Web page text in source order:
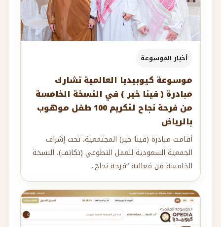
أخبار الموسوعة
موسوعة كيوبيديا العالمية تشارك
مبادرة ( فينا خير ) في النسخة الخامسة
من فرحة نجاح لتكريم 100 طفل موهوب
بالرياض
أقامت مبادرة (فينا خير) المجتمعية، تحت إشراف
الجمعية السعودية للعمل التطوعي (تكاتف)، النسخة
الخامسة من فعالية “فرحة نجاح...